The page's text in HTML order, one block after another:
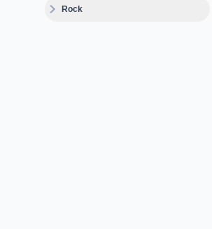
expand_moreRock